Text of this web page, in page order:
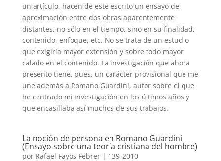
un artículo, hacen de este escrito un ensayo de
aproximación entre dos obras aparentemente
distantes, no sólo en el tiempo, sino en su finalidad,
contenido, enfoque, etc. No se trata de un estudio
que exigiría mayor extensión y sobre todo mayor
calado en el contenido. La investigación que ahora
presento tiene, pues, un carácter provisional que me
une además a Romano Guardini, autor sobre el que
he centrado mi investigación en los últimos años y
que encasillaba así muchos de sus trabajos.
La noción de persona en Romano Guardini
(Ensayo sobre una teoría cristiana del hombre)
por Rafael Fayos Febrer| 139-2010